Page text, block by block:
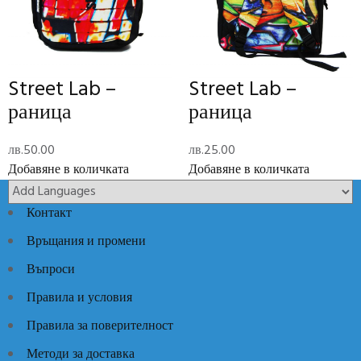
Тегло
0.75 кг
Размери15 × 45 × 31 см
i-Bag
Отзиви (0)
Reviews
There are no reviews yet.
Add Review
Street Lab –
раница
лв.50.00
Добавяне в количката
Street Lab –
раница
лв.25.00
Добавяне в количката
Контакт
Връщания и промени
Въпроси
Правила и условия
Правила за поверителност
Методи за доставка